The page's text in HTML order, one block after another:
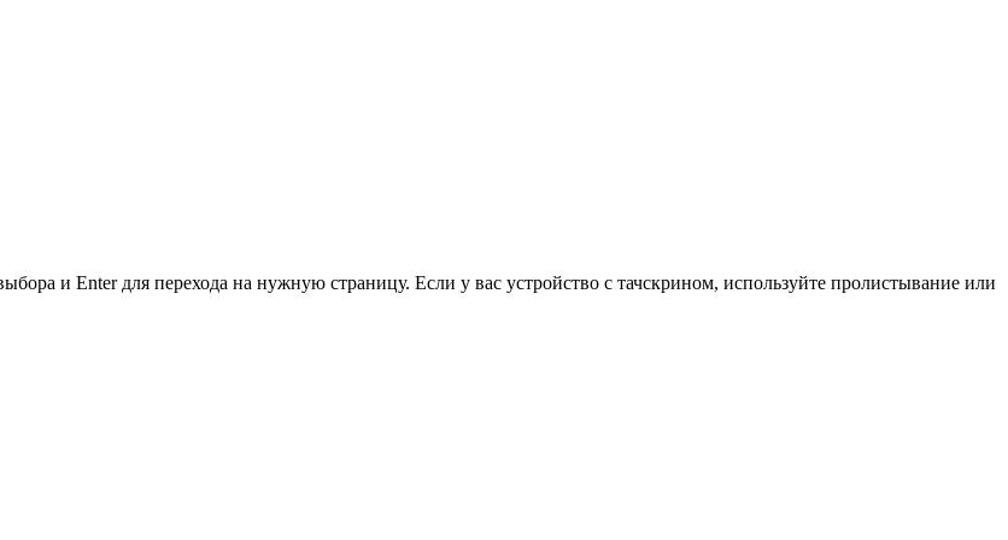
и Enter для перехода на нужную страницу. Если у вас устройство с тачскрином, используйте пролистывание или